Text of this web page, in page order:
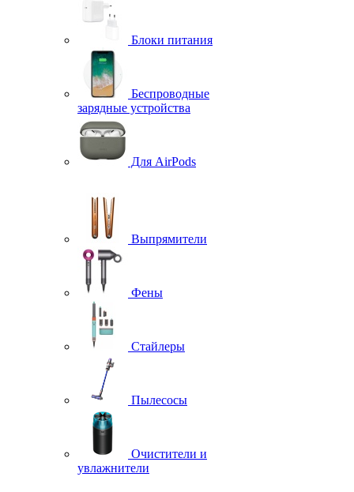
Блоки питания
Беспроводные
зарядные устройства
Для AirPods
Выпрямители
Фены
Стайлеры
Пылесосы
Очистители и
увлажнители